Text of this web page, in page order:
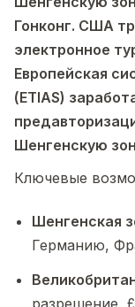
Гонконг. США
электронное
Европейская
(ETIAS)
Шенгенскую
Ключевые
Шенгенская
Германию,
разрешение,